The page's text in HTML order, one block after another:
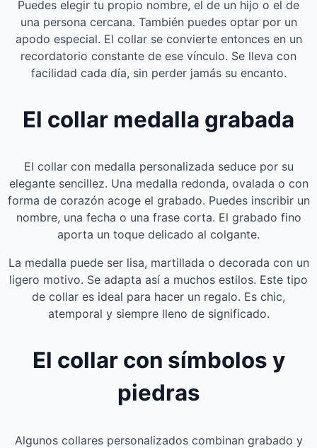
Puedes elegir tu propio nombre, el de un hijo o el de
una persona cercana. También puedes optar por un
apodo especial. El collar se convierte entonces en un
recordatorio constante de ese vínculo. Se lleva con
facilidad cada día, sin perder jamás su encanto.
El collar medalla grabada
El collar con medalla personalizada seduce por su
elegante sencillez. Una medalla redonda, ovalada o con
forma de corazón acoge el grabado. Puedes inscribir un
nombre, una fecha o una frase corta. El grabado fino
aporta un toque delicado al colgante.
La medalla puede ser lisa, martillada o decorada con un
ligero motivo. Se adapta así a muchos estilos. Este tipo
de collar es ideal para hacer un regalo. Es chic,
atemporal y siempre lleno de significado.
El collar con símbolos y
piedras
Algunos collares personalizados combinan grabado y